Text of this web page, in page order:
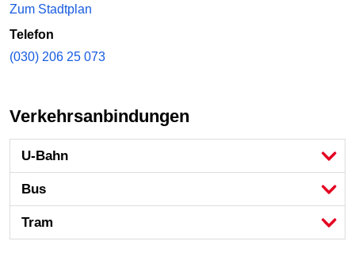
Zum Stadtplan
Telefon
(030) 206 25 073
Verkehrsanbindungen
U-Bahn
Bus
Tram